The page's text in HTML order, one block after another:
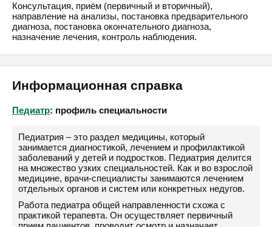
Консультация, приём (первичный и вторичный),
направление на анализы, постановка предварительного
диагноза, постановка окончательного диагноза,
назначение лечения, контроль наблюдения.
Информационная справка
Педиатр: профиль специальности
Педиатрия – это раздел медицины, который
занимается диагностикой, лечением и профилактикой
заболеваний у детей и подростков. Педиатрия делится
на множество узких специальностей. Как и во взрослой
медицине, врачи-специалисты занимаются лечением
отдельных органов и систем или конкретных недугов.
Работа педиатра общей направленности схожа с
практикой терапевта. Он осуществляет первичный